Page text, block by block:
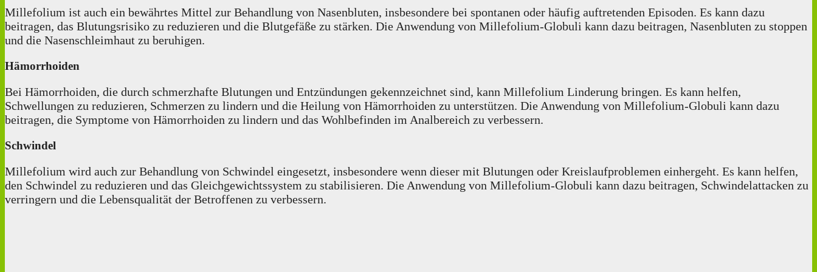
Millefolium ist auch ein bewährtes Mittel zur Behandlung von Nasenbluten, insbesondere bei spontanen oder häufig auftretenden Episoden. Es kann dazu
beitragen, das Blutungsrisiko zu reduzieren und die Blutgefäße zu stärken. Die Anwendung von Millefolium-Globuli kann dazu beitragen, Nasenbluten zu stoppen
und die Nasenschleimhaut zu beruhigen.
Hämorrhoiden
Bei Hämorrhoiden, die durch schmerzhafte Blutungen und Entzündungen gekennzeichnet sind, kann Millefolium Linderung bringen. Es kann helfen,
Schwellungen zu reduzieren, Schmerzen zu lindern und die Heilung von Hämorrhoiden zu unterstützen. Die Anwendung von Millefolium-Globuli kann dazu
beitragen, die Symptome von Hämorrhoiden zu lindern und das Wohlbefinden im Analbereich zu verbessern.
Schwindel
Millefolium wird auch zur Behandlung von Schwindel eingesetzt, insbesondere wenn dieser mit Blutungen oder Kreislaufproblemen einhergeht. Es kann helfen,
den Schwindel zu reduzieren und das Gleichgewichtssystem zu stabilisieren. Die Anwendung von Millefolium-Globuli kann dazu beitragen, Schwindelattacken zu
verringern und die Lebensqualität der Betroffenen zu verbessern.